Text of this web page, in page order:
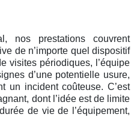
nos prestations couvrent
de n’importe quel dispositif
visites périodiques, l’équipe
d’une potentielle usure,
un incident coûteuse. C’est
dont l’idée est de limite
de vie de l’équipement,